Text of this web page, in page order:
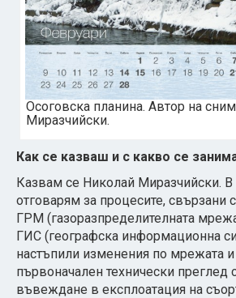
Осоговска планина. Автор на
Миразчийски.
Как се казваш и с какво се
Казвам се Николай Миразчийски.
отговарям за процесите, свързани
ГРМ (газоразпределителната
ГИС (географска информационна
настъпили изменения по мрежата и
първоначален технически преглед
въвеждане в експлоатация на